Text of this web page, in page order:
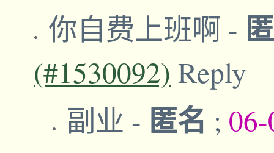
你自费上班啊 -
(#1530092) Reply
副业 - 匿名 ;